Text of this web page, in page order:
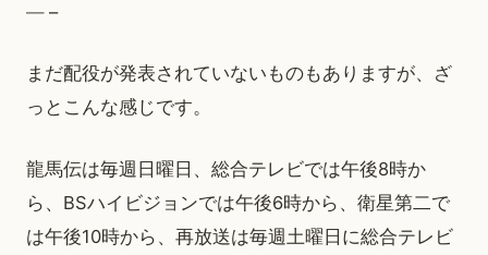
–
まだ配役が発表されていないものもありますが、ざ
っとこんな感じです。
龍馬伝は毎週日曜日、総合テレビでは午後8時か
ら、BSハイビジョンでは午後6時から、衛星第二で
は午後10時から、再放送は毎週土曜日に総合テレビ